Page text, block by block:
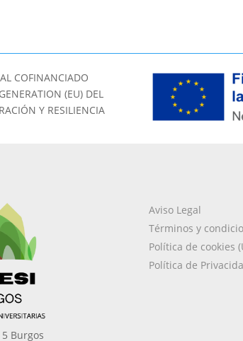
COFINANCIADO
(EU) DEL
Y RESILIENCIA
Burgos
Aviso Legal
Términos y
Política de cookies
Política de